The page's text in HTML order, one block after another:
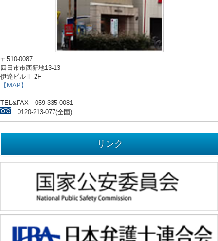
〒510-0087
四日市市西新地13-13
伊達ビルⅡ 2F
【MAP】
TEL&FAX 059-335-0081
0120-213-077(全国)
リンク